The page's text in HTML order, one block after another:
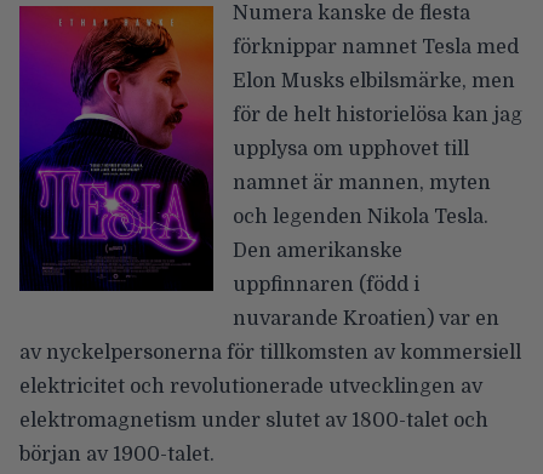
Numera kanske de flesta
förknippar namnet Tesla med
Elon Musks elbilsmärke, men
för de helt historielösa kan jag
upplysa om upphovet till
namnet är mannen, myten
och legenden Nikola Tesla.
Den amerikanske
uppfinnaren (född i
nuvarande Kroatien) var en
av nyckelpersonerna för tillkomsten av kommersiell
elektricitet och revolutionerade utvecklingen av
elektromagnetism under slutet av 1800-talet och
början av 1900-talet.